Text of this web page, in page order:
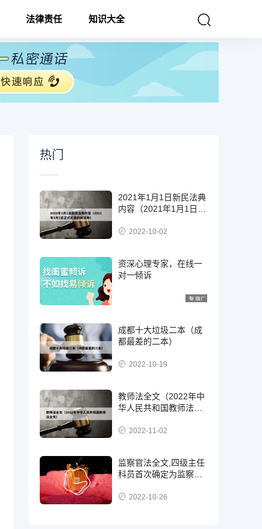
法律责任 知识大全
热门
2021年1月1日新民法典
内容（2021年1月1日正
2022-10-02
资深心理专家，在线一
对一倾诉
成都十大垃圾二本（成
都最差的二本）
2022-10-19
教师法全文（2022年中
华人民共和国教师法全
2022-11-02
监察官法全文,四级主任
科员首次确定为监察
级?2022-10-26